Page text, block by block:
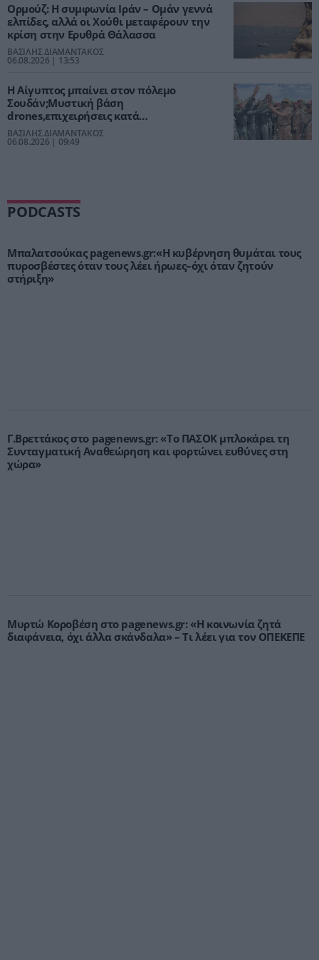
Ορμούζ: Η συμφωνία Ιράν – Ομάν γεννά
ελπίδες, αλλά οι Χούθι μεταφέρουν την
κρίση στην Ερυθρά Θάλασσα
ΒΑΣΙΛΗΣ ΔΙΑΜΑΝΤΑΚΟΣ
06.08.2026 | 13:53
Η Αίγυπτος μπαίνει στον πόλεμο
Σουδάν;Μυστική βάση
drones,επιχειρήσεις κατά
RSF,γεωπολιτικό στοίχημα Σίσι
ΒΑΣΙΛΗΣ ΔΙΑΜΑΝΤΑΚΟΣ
06.08.2026 | 09:49
PODCASTS
Μπαλατσούκας pagenews.gr:«Η κυβέρνηση θυμάται τους
πυροσβέστες όταν τους λέει ήρωες–όχι όταν ζητούν
στήριξη»
Γ.Βρεττάκος στο pagenews.gr: «Το ΠΑΣΟΚ μπλοκάρει τη
Συνταγματική Αναθεώρηση και φορτώνει ευθύνες στη
χώρα»
Μυρτώ Κοροβέση στο pagenews.gr: «Η κοινωνία ζητά
διαφάνεια, όχι άλλα σκάνδαλα» – Τι λέει για τον ΟΠΕΚΕΠΕ